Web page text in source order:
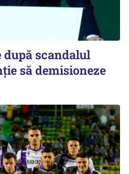
scandalul
să demisioneze